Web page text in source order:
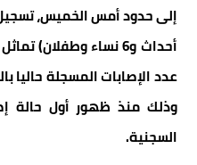
وذلك منذ ظهور أول حالة
السجنية.